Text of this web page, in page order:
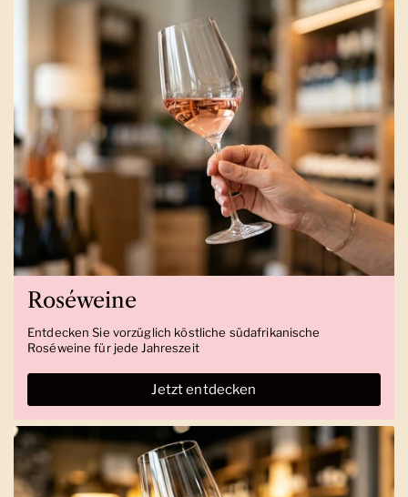
Roséweine
Entdecken Sie vorzüglich köstliche südafrikanische
Roséweine für jede Jahreszeit
Jetzt entdecken